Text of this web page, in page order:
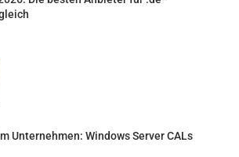
Unternehmen: Windows Server CALs